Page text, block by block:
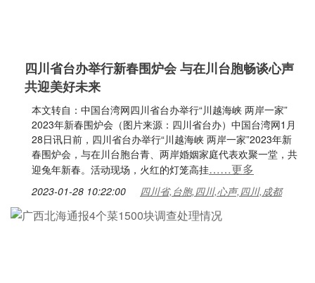
四川省台办举行新春围炉会 与在川台胞畅谈心声
共迎美好未来
本文转自：中国台湾网四川省台办举行“川越海峡 两岸一家”
2023年新春围炉会（图片来源：四川省台办）中国台湾网1月
28日讯日前，四川省台办举行“川越海峡 两岸一家”2023年新
春围炉会，与在川台胞台青、两岸婚姻家庭代表欢聚一堂，共
迎兔年新春。活动现场，火红的灯笼高挂……更多
2023-01-28 10:22:00 四川省,台胞,四川,心声,四川,成都